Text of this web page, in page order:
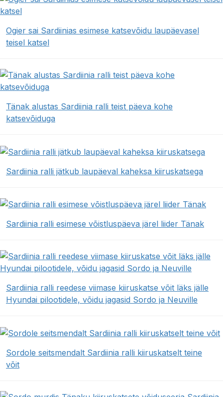
Ogier sai Sardiinias esimese katsevõidu laupäevasel
teisel katsel
Tänak alustas Sardiinia ralli teist päeva kohe
katsevõiduga
Sardiinia ralli jätkub laupäeval kaheksa kiiruskatsega
Sardiinia ralli esimese võistluspäeva järel liider Tänak
Sardiinia ralli reedese viimase kiiruskatse võit läks jälle
Hyundai pilootidele, võidu jagasid Sordo ja Neuville
Sordole seitsmendalt Sardiinia ralli kiiruskatselt teine
võit